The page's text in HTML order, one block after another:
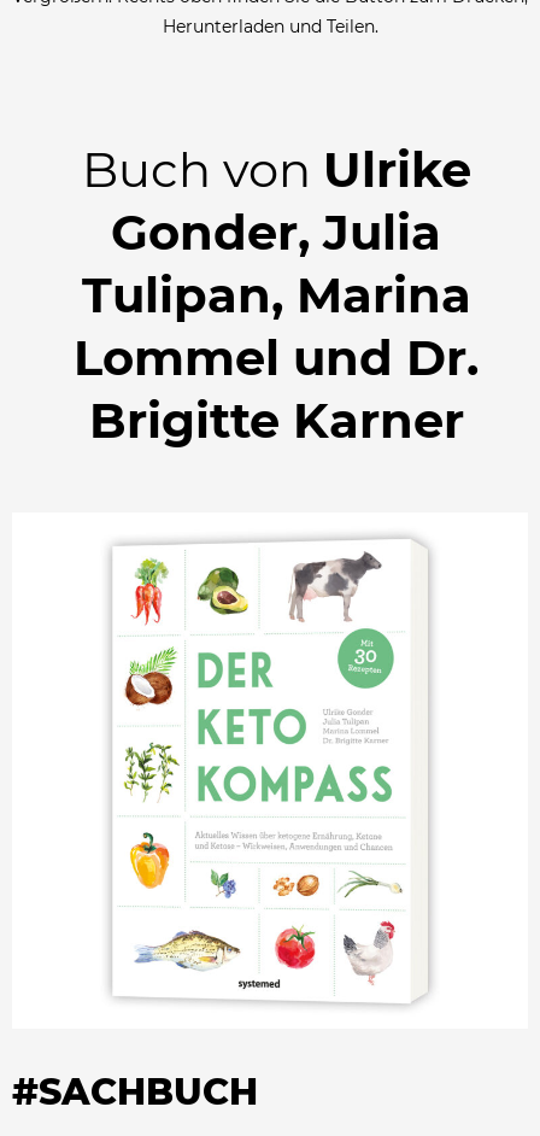
Herunterladen und Teilen.
Buch von Ulrike
Gonder, Julia
Tulipan, Marina
Lommel und Dr.
Brigitte Karner
#SACHBUCH